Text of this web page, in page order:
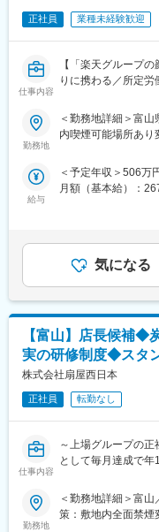
案するコンサルティ
土地の所有者様に対
賃貸マンション・ア
継承等をご提案しま
土地を資産化し地
けでなく、地域住
＜新人営業の主なミ
タートです。
その土地への想い入
■1day選考会：
配属予定支店にて
配属予定支店の雰囲
理解を深めたうえ
■サポート体制：
◇新入社員研修：入
◇スキルアップ研修
◇営業AIツールの導
■当社について：
土地活用提案から設
変更の範囲：会社の
正社員 業種未経験歓迎
仕事内容
【「楽天グループ
りに携わる／所定労
料金プラン・楽天
済圏のサービスを総
ンです。
・料金プラン、楽
・スマホ初期設定・
・問い合わせ対応
◇店舗運営
・シフト管理、教育
・店舗での電話応対
・在庫管理、売り場
・KPI管理・数値振り
■教育体制：
を基礎から学べ、
ル習得も可能です。
勤務地
＜勤務地詳細＞富
内喫煙可能場所あ
給与
＜予定年収＞506万
月額（基本給）：
気になる
【富山】店長候補◆
実の研修制度◆スタ
株式会社扇屋西日本
正社員 転勤なし
仕事内容
～上場グループの
として毎月達成で
■担当業務：新しく
店長候補としてご活
勤務地
＜勤務地詳細＞富
策：敷地内全面禁煙